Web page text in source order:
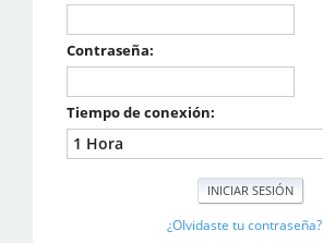
Contraseña:
Tiempo de conexión:
¿Olvidaste tu contraseña?